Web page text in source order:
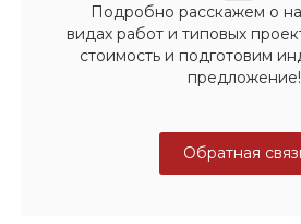
Подробно расскажем о
видах работ и типовых
стоимость и подготовим
предложение!
Обратная